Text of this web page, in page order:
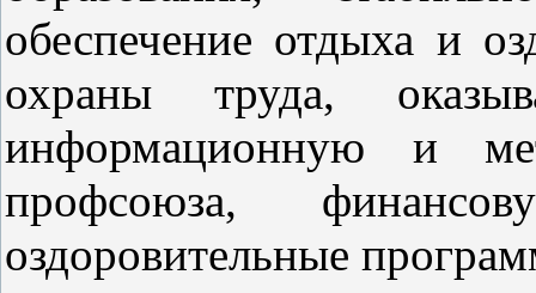
обеспечение отдыха и
охраны труда,
информационную и
профсоюза,
оздоровительные